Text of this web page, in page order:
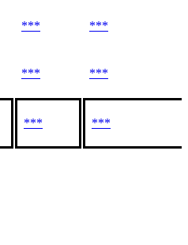
*** ***
*** ***
*** ***